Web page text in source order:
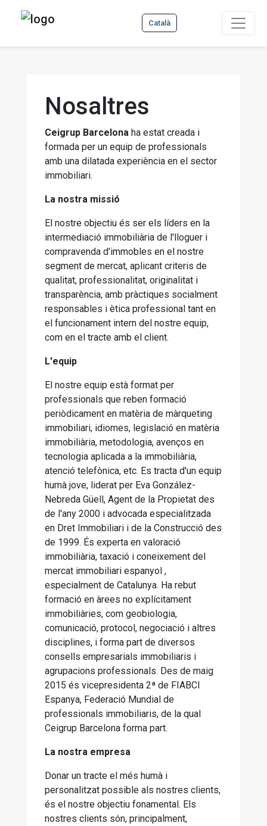
Català
Nosaltres
Ceigrup Barcelona ha estat creada i
formada per un equip de professionals
amb una dilatada experiència en el sector
immobiliari.
La nostra missió
El nostre objectiu és ser els líders en la
intermediació immobiliària de l'lloguer i
compravenda d'immobles en el nostre
segment de mercat, aplicant criteris de
qualitat, professionalitat, originalitat i
transparència, amb pràctiques socialment
responsables i ètica professional tant en
el funcionament intern del nostre equip,
com en el tracte amb el client.
L'equip
El nostre equip està format per
professionals que reben formació
periòdicament en matèria de màrqueting
immobiliari, idiomes, legislació en matèria
immobiliària, metodologia, avenços en
tecnologia aplicada a la immobiliària,
atenció telefònica, etc. Es tracta d'un equip
humà jove, liderat per Eva González-
Nebreda Güell, Agent de la Propietat des
de l'any 2000 i advocada especialitzada
en Dret Immobiliari i de la Construcció des
de 1999. És experta en valoració
immobiliària, taxació i coneixement del
mercat immobiliari espanyol ,
especialment de Catalunya. Ha rebut
formació en àrees no explícitament
immobiliàries, com geobiologia,
comunicació, protocol, negociació i altres
disciplines, i forma part de diversos
consells empresarials immobiliaris i
agrupacions professionals. Des de maig
2015 és vicepresidenta 2ª de FIABCI
Espanya, Federació Mundial de
professionals immobiliaris, de la qual
Ceigrup Barcelona forma part.
La nostra empresa
Donar un tracte el més humà i
personalitzat possible als nostres clients,
és el nostre objectiu fonamental. Els
nostres clients són, principalment,